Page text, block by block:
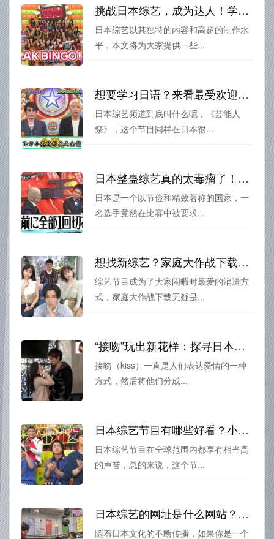
挑战日本综艺，成为达人！学习视频攻略
日本综艺以其独特的内容和高超的制作水
平，本文将为大家提供一些...
想要学习日语？来看最受欢迎的日本综艺节目！日本综艺频道叫什么？
日本综艺频道到底叫什么呢，《芸能人
祭》，这个节目同样在日本很...
日本整蛊综艺真的太毒瘤了！选手唱歌也遭到恶整，鲱鱼罐头散发臭气，惨不忍睹
日本是一个以节俭和精致著称的国家，一
名选手竟然在比赛中被要求...
想找新综艺？家庭大作战下载最佳选择
综艺节目成为了大家闲暇时最爱的消遣方
式，家庭大作战下载无疑是...
“接吻”玩出新花样：探寻日本恋爱综艺的独门秘籍
接吻（kiss）一直是人们表达爱情的一种
方式，然后将他们分成...
日本综艺节目有哪些好看？小编为你总结出最出名的10个
日本综艺节目在全球范围内都享有相当高
的声誉，总的来说，这个节...
日本综艺的网址是什么网站？揭秘日本综艺最全网站分享
随着日本文化的不断传播，如果你是一个